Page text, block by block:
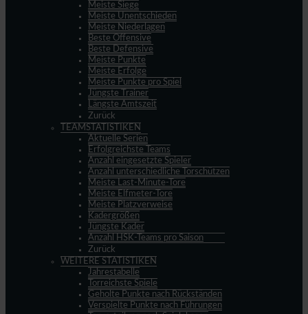
Meiste Siege
Meiste Unentschieden
Meiste Niederlagen
Beste Offensive
Beste Defensive
Meiste Punkte
Meiste Erfolge
Meiste Punkte pro Spiel
Jüngste Trainer
Längste Amtszeit
Zurück
TEAMSTATISTIKEN
Aktuelle Serien
Erfolgreichste Teams
Anzahl eingesetzte Spieler
Anzahl unterschiedliche Torschützen
Meiste Last-Minute-Tore
Meiste Elfmeter-Tore
Meiste Platzverweise
Kadergrößen
Jüngste Kader
Anzahl HSK-Teams pro Saison
Zurück
WEITERE STATISTIKEN
Jahrestabelle
Torreichste Spiele
Geholte Punkte nach Rückständen
Verspielte Punkte nach Führungen